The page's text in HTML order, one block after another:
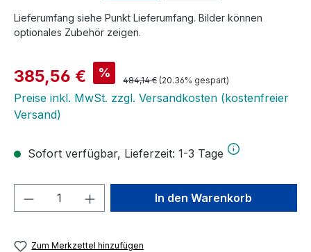
Lieferumfang siehe Punkt Lieferumfang. Bilder können
optionales Zubehör zeigen.
Verkaufspreis:
385,56 € % Regulärer Preis:
484,14 € (20.36% gespart)
Preise inkl. MwSt. zzgl. Versandkosten (kostenfreier
Versand)
Sofort verfügbar, Lieferzeit: 1-3 Tage
Produkt Anzahl: Gib denIn den Warenkorb
Zum Merkzettel hinzufügen